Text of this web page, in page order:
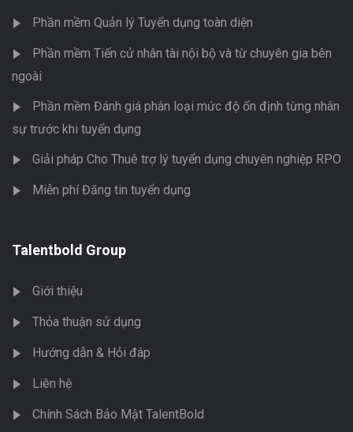
Phần mềm Quản lý Tuyển dụng toàn diện
Phần mềm Tiến cử nhân tài nội bộ và từ chuyên gia bên
ngoài
Phần mềm Đánh giá phân loại mức độ ổn định từng nhân
sự trước khi tuyển dụng
Giải pháp Cho Thuê trợ lý tuyển dụng chuyên nghiệp RPO
Miễn phí Đăng tin tuyển dụng
Talentbold Group
Giới thiệu
Thỏa thuận sử dụng
Hướng dẫn & Hỏi đáp
Liên hệ
Chính Sách Bảo Mật TalentBold